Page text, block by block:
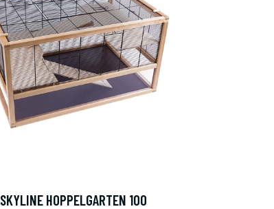
SKYLINE HOPPELGARTEN 100